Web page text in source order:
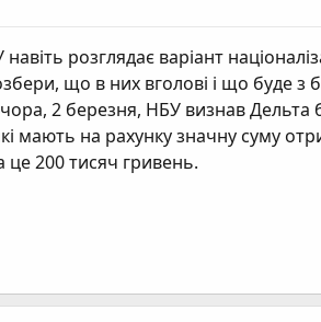
розглядає варіант
що в них вголові і що буде
2 березня, НБУ визнав
мають на рахунку значну суму
це 200 тисяч гривень.